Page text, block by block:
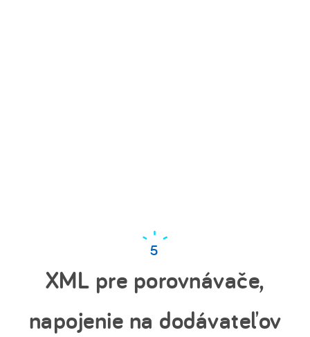
XML pre porovnávače,
napojenie na dodávateľov